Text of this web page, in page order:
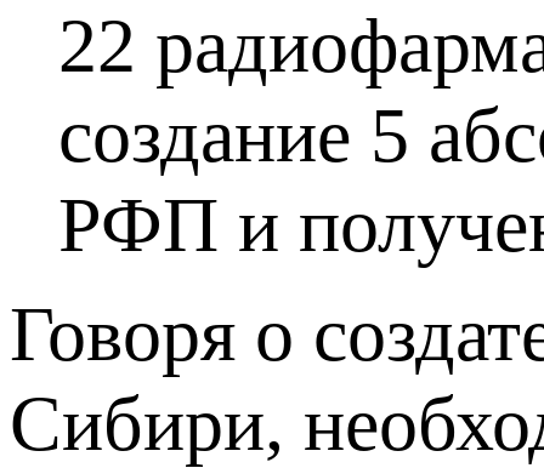
22
создание 5
РФП и
Говоря о
Сибири,